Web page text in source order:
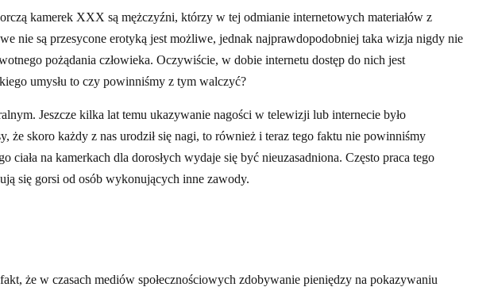
kamerek XXX są mężczyźni, którzy w tej odmianie internetowych materiałów z
nie są przesycone erotyką jest możliwe, jednak najprawdopodobniej taka wizja nigdy nie
pożądania człowieka. Oczywiście, w dobie internetu dostęp do nich jest
umysłu to czy powinniśmy z tym walczyć?
Jeszcze kilka lat temu ukazywanie nagości w telewizji lub internecie było
że skoro każdy z nas urodził się nagi, to również i teraz tego faktu nie powinniśmy
na kamerkach dla dorosłych wydaje się być nieuzasadniona. Często praca tego
się gorsi od osób wykonujących inne zawody.
że w czasach mediów społecznościowych zdobywanie pieniędzy na pokazywaniu